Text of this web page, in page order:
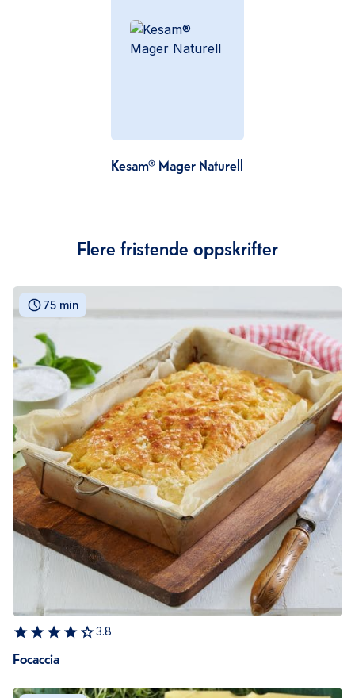
Kesam® Mager Naturell
Flere fristende oppskrifter
75 min
3.8
Focaccia